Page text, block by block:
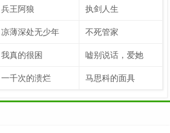
兵王阿狼 执剑人生
凉薄深处无少年 不死管家
我真的很困 嘘别说话，爱她
一千次的溃烂 马思科的面具